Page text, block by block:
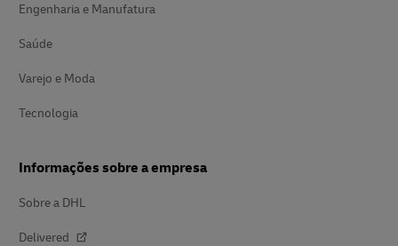
Engenharia e Manufatura
Saúde
Varejo e Moda
Tecnologia
Informações sobre a empresa
Sobre a DHL
Delivered